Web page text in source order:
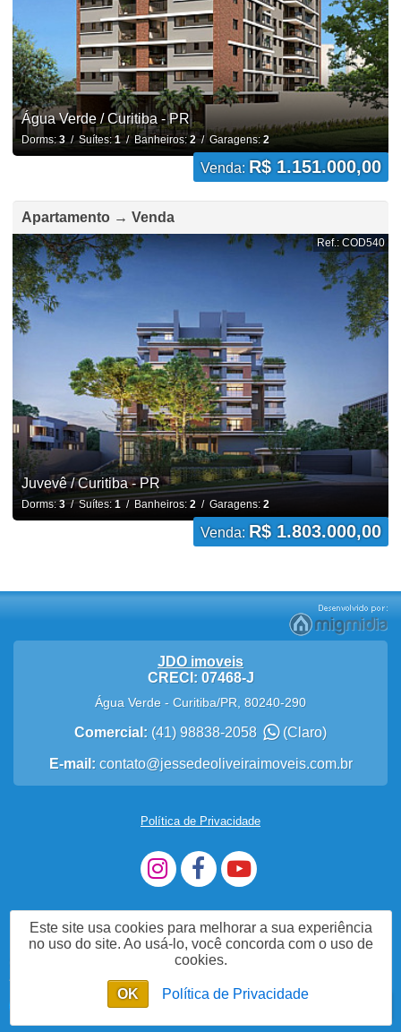
Água Verde / Curitiba - PR
Dorms:3/ Suítes:1/ Banheiros:2/ Garagens:2
Venda: R$ 1.151.000,00
Apartamento → Venda
Ref.: COD540
Juvevê / Curitiba - PR
Dorms:3/ Suítes:1/ Banheiros: 2/ Garagens: 2
Venda: R$ 1.803.000,00
Enviar mensagem
Me Chame no WhatsApp
JDO imoveis
CRECI: 07468-J
Água Verde - Curitiba/PR 80240-290
Comercial: (41) 98838-2058 (Claro)
E-mail: contato@jessedeoliveiraimoveis.com.br
Política de Privacidade
Este site usa cookies para melhorar a sua experiência
no uso do site. Ao usá-lo, você concorda com o uso de
cookies.
OK Política de Privacidade